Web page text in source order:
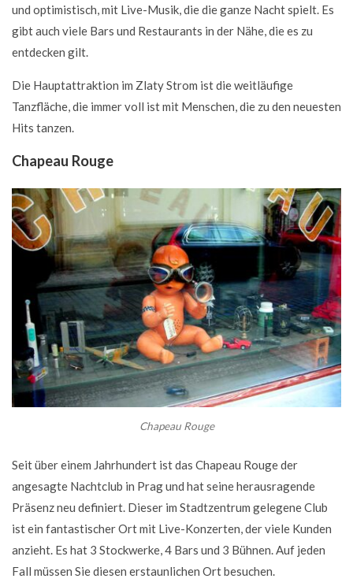
und optimistisch, mit Live-Musik, die die ganze Nacht spielt. Es
gibt auch viele Bars und Restaurants in der Nähe, die es zu
entdecken gilt.
Die Hauptattraktion im Zlaty Strom ist die weitläufige
Tanzfläche, die immer voll ist mit Menschen, die zu den neuesten
Hits tanzen.
Chapeau Rouge
Chapeau Rouge
Seit über einem Jahrhundert ist das Chapeau Rouge der
angesagte Nachtclub in Prag und hat seine herausragende
Präsenz neu definiert. Dieser im Stadtzentrum gelegene Club
ist ein fantastischer Ort mit Live-Konzerten, der viele Kunden
anzieht. Es hat 3 Stockwerke, 4 Bars und 3 Bühnen. Auf jeden
Fall müssen Sie diesen erstaunlichen Ort besuchen.